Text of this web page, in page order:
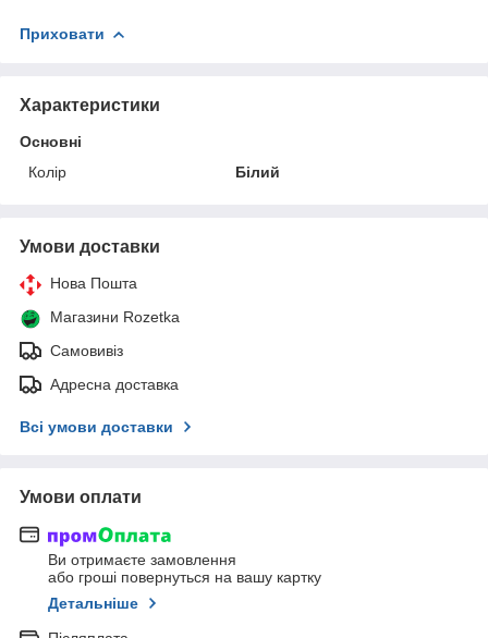
Приховати
Характеристики
Основні
Колір
Білий
Умови доставки
Нова Пошта
Магазини Rozetka
Самовивіз
Адресна доставка
Всі умови доставки
Умови оплати
Ви отримаєте замовлення
або гроші повернуться на вашу картку
Детальніше